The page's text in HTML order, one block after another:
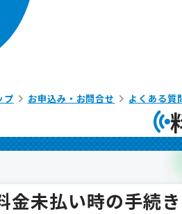
プ お申込み・お問合せ よくある質
金未払い時の手続